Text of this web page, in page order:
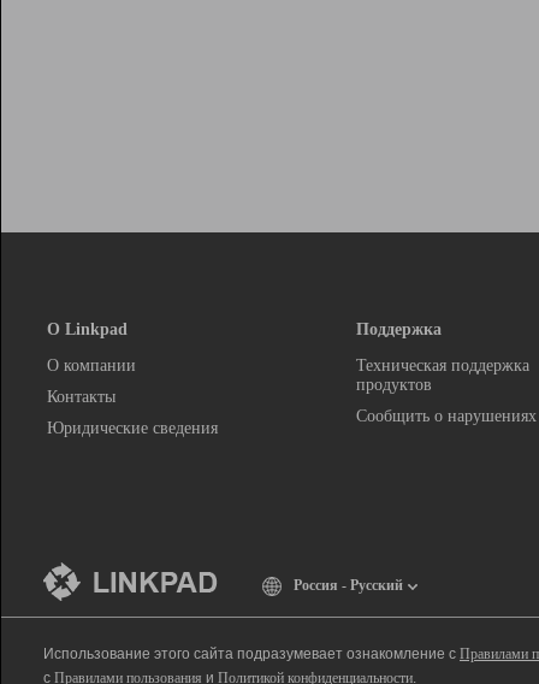
О Linkpad
О компании
Контакты
Юридические сведения
Поддержка
Техническая поддержка
продуктов
Сообщить о нарушениях
Россия - Русский
Использование этого сайта подразумевает ознакомление с Правилами
с Правилами пользования и Политикой конфиденциальности.